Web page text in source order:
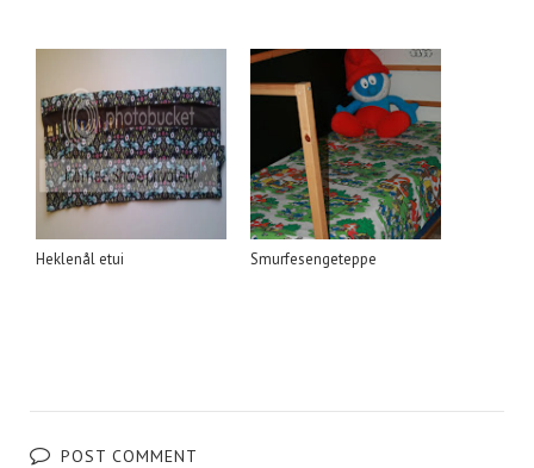
Heklenål etui Smurfesengeteppe
POST COMMENT